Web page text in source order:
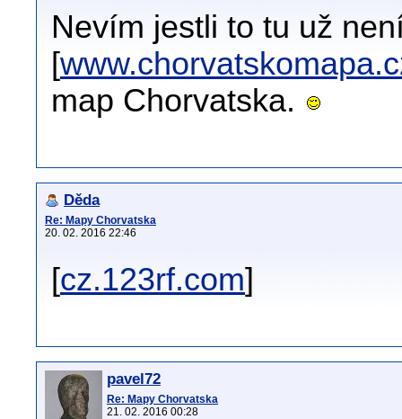
Nevím jestli to tu už
[
map Chorvatska.
Děda
Re: Mapy Chorvatska
20. 02. 2016 22:46
[cz.123rf.com]
pavel72
Re: Mapy Chorvatska
21. 02. 2016 00:28